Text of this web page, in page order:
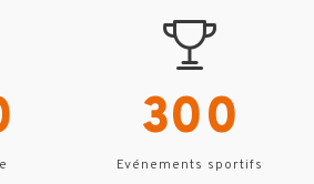
300
Evénements sportifs